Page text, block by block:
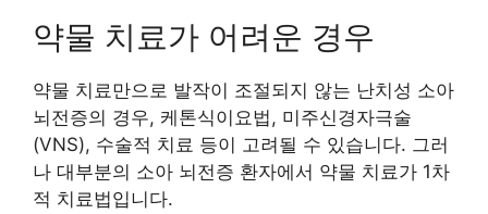
약물 치료가 어려운 경우
약물 치료만으로 발작이 조절되지 않는 난치성 소아
뇌전증의 경우, 케톤식이요법, 미주신경자극술
(VNS), 수술적 치료 등이 고려될 수 있습니다. 그러
나 대부분의 소아 뇌전증 환자에서 약물 치료가 1차
적 치료법입니다.